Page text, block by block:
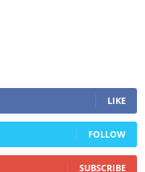
LIKE
FOLLOW
SUBSCRIBE